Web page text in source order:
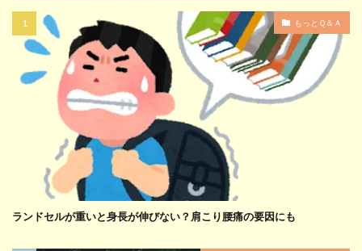
もっとＱ＆Ａ
ランドセルが重いと身長が伸びない？肩こり腰痛の要因にも